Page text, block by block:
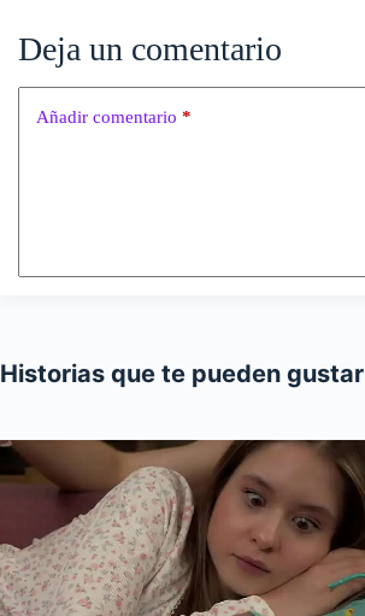
Deja un comentario
Añadir comentario *
Historias que te pueden gustar